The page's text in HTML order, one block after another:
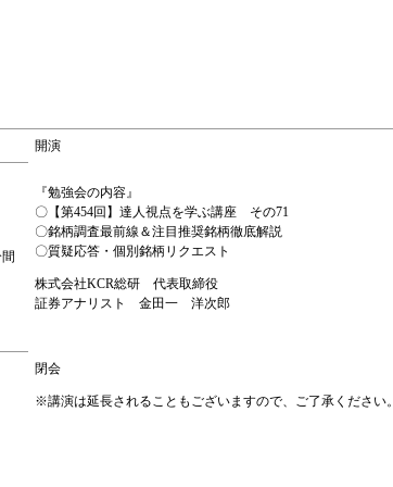
開演
『勉強会の内容』
〇【第454回】達人視点を学ぶ講座 その71
〇銘柄調査最前線＆注目推奨銘柄徹底解説
〇質疑応答・個別銘柄リクエスト
株式会社KCR総研 代表取締役
証券アナリスト 金田一 洋次郎
閉会
※講演は延長されることもございますので、ご了承ください。